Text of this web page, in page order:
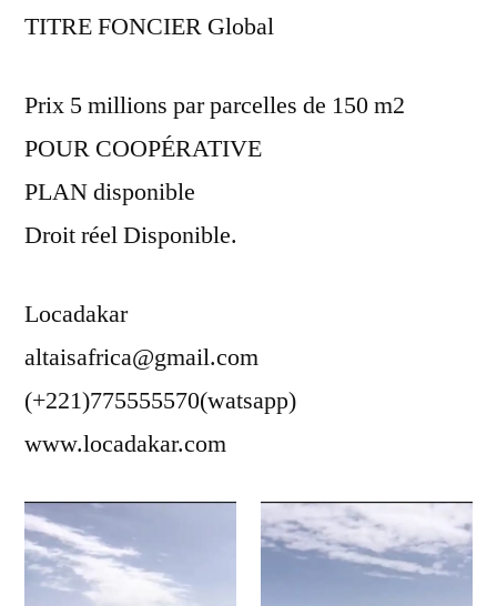
TITRE FONCIER Global
Prix 5 millions par parcelles de 150 m2
POUR COOPÉRATIVE
PLAN disponible
Droit réel Disponible.
Locadakar
altaisafrica@gmail.com
(+221)775555570(watsapp)
www.locadakar.com